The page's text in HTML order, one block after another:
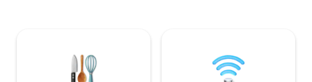
るハウスボートの1つです。
運行し、00.30まで
食パッケージが含